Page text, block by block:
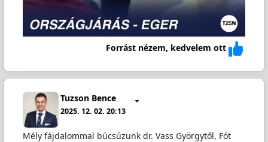
Forrást nézem, kedvelem ott
Tuzson Bence
2025. 12. 02. 20:13
Mély fájdalommal búcsúzunk dr. Vass Györgytől, Fót